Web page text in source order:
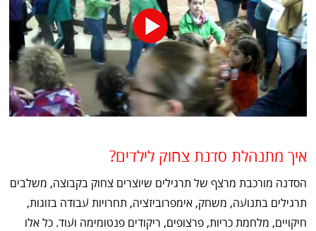
איך מתנהלת סדנת צחוק לילדים?
הסדנה מורכבת מרצף של תרגילים שיוצרים צחוק בקבוצה, משלבים
תרגילים בתנועה, משחק, אימפרוביזציה, תחרויות עבודה בזוגות,
חיקויים, מלחמת כריות, פרצופים, ריקודים פנטומימה ועוד. כל אלו